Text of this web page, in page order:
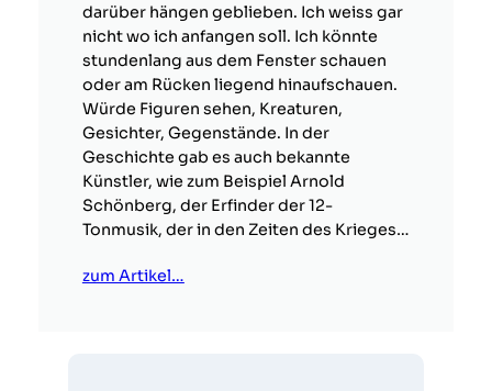
darüber hängen geblieben. Ich weiss gar
nicht wo ich anfangen soll. Ich könnte
stundenlang aus dem Fenster schauen
oder am Rücken liegend hinaufschauen.
Würde Figuren sehen, Kreaturen,
Gesichter, Gegenstände. In der
Geschichte gab es auch bekannte
Künstler, wie zum Beispiel Arnold
Schönberg, der Erfinder der 12-
Tonmusik, der in den Zeiten des Krieges…
zum Artikel…